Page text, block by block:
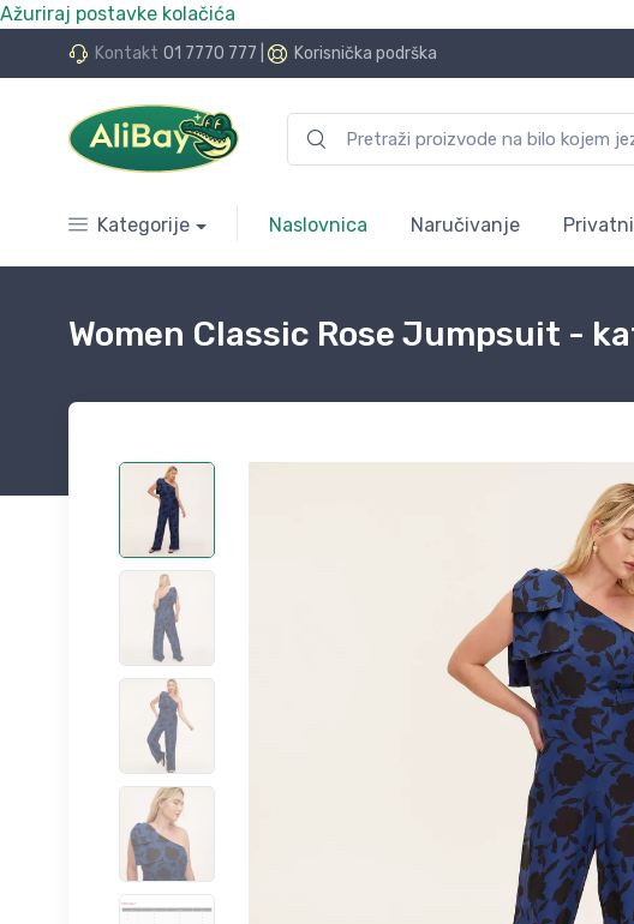
Ažuriraj postavke kolačića
Kontakt 01 7770 777 Korisnička podrška
24 rate bez kamata
Kategorije Naslovnica Naručivanje
Women Classic Rose Jumpsuit -